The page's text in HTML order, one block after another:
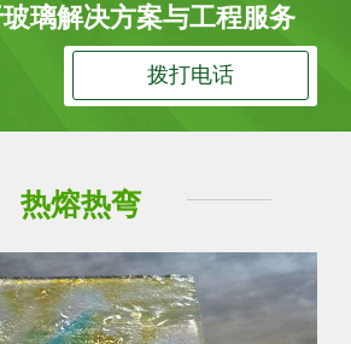
璃解决方案与工程服务
拨打电话
热熔热弯